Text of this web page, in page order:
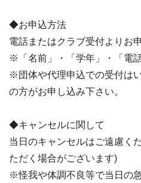
◆お申込方法
電話またはクラブ受付よりお
※「名前」・「学年」・「電
※団体や代理申込での受付は
の方がお申し込み下さい。
◆キャンセルに関して
当日のキャンセルはご遠慮く
ただく場合がございます)
※怪我や体調不良等で当日の